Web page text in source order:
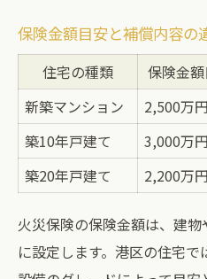
保険金額目安と補償内容の
住宅の種類 保険金
新築マンション
2,500万円
築10年戸建て
3,000万円
築20年戸建て
2,200万円
火災保険の保険金額は、建
に設定します。港区の住宅で